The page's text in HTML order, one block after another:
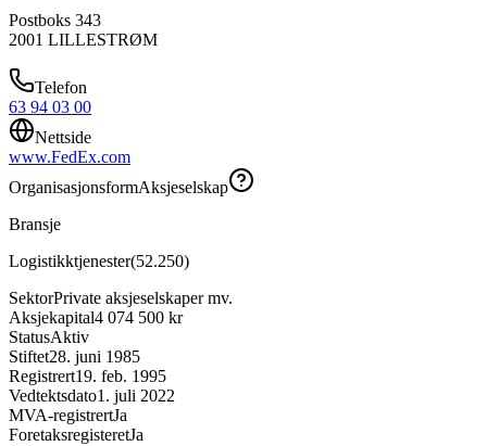
Postboks 343
2001 LILLESTRØM
Telefon
63 94 03 00
Nettside
www.FedEx.com
OrganisasjonsformAksjeselskap
Bransje
Logistikktjenester(52.250)
SektorPrivate aksjeselskaper mv.
Aksjekapital4 074 500 kr
StatusAktiv
Stiftet28. juni 1985
Registrert19. feb. 1995
Vedtektsdato1. juli 2022
MVA-registrertJa
ForetaksregisteretJa